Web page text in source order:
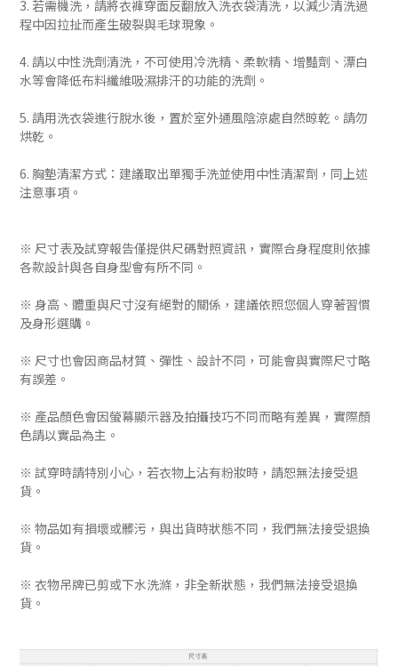
3. 若需機洗，請將衣褲穿面反翻放入洗衣袋清洗，以減少清洗過
程中因拉扯而產生破裂與毛球現象。
4. 請以中性洗劑清洗，不可使用冷洗精、柔軟精、增豔劑、漂白
水等會降低布料纖維吸濕排汗的功能的洗劑。
5. 請用洗衣袋進行脫水後，置於室外通風陰涼處自然晾乾。請勿
烘乾。
6. 胸墊清潔方式：建議取出單獨手洗並使用中性清潔劑，同上述
注意事項。
※ 尺寸表及試穿報告僅提供尺碼對照資訊，實際合身程度則依據
各款設計與各自身型會有所不同。
※ 身高、體重與尺寸沒有絕對的關係，建議依照您個人穿著習慣
及身形選購。
※ 尺寸也會因商品材質、彈性、設計不同，可能會與實際尺寸略
有誤差。
※ 產品顏色會因螢幕顯示器及拍攝技巧不同而略有差異，實際顏
色請以實品為主。
※ 試穿時請特別小心，若衣物上沾有粉妝時，請恕無法接受退
貨。
※ 物品如有損壞或髒污，與出貨時狀態不同，我們無法接受退換
貨。
※ 衣物吊牌已剪或下水洗滌，非全新狀態，我們無法接受退換
貨。